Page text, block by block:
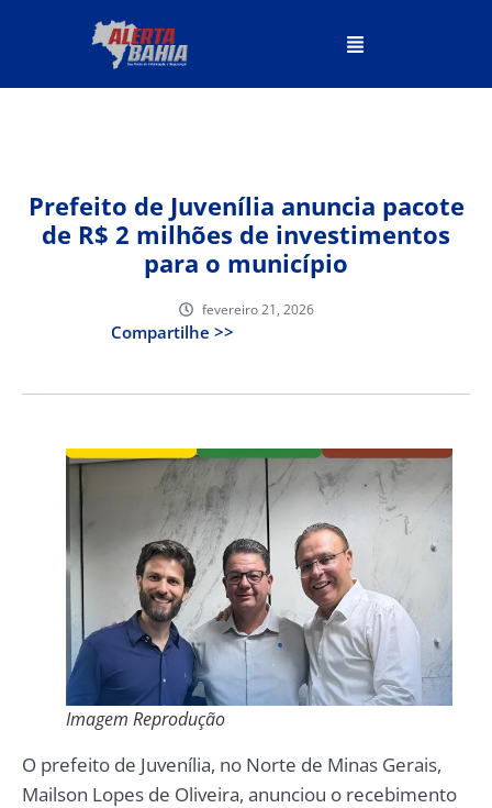
Prefeito de Juvenília anuncia pacote
de R$ 2 milhões de investimentos
para o município
fevereiro 21, 2026
Compartilhe >>
Imagem Reprodução
O prefeito de Juvenília, no Norte de Minas Gerais,
Mailson Lopes de Oliveira, anunciou o recebimento